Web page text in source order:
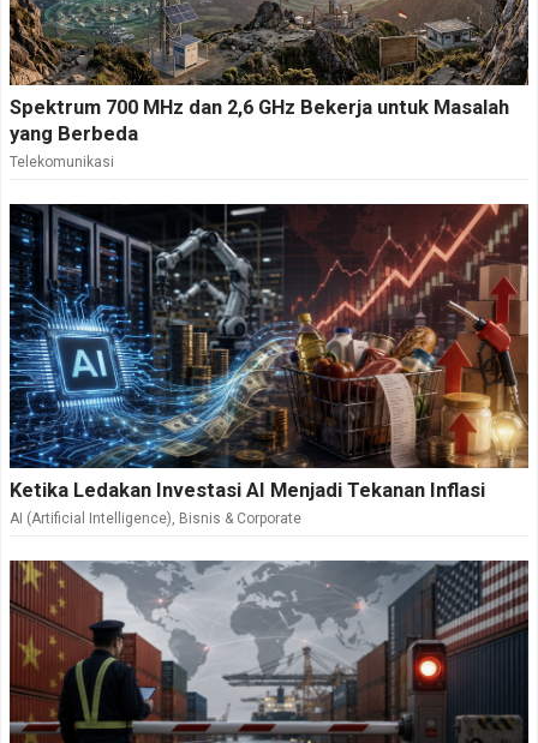
Spektrum 700 MHz dan 2,6 GHz Bekerja untuk Masalah
yang Berbeda
Telekomunikasi
Ketika Ledakan Investasi AI Menjadi Tekanan Inflasi
AI (Artificial Intelligence), Bisnis & Corporate